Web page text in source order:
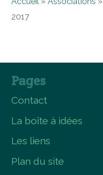
2017
Pages
Contact
La boîte à idées
Les liens
Plan du site